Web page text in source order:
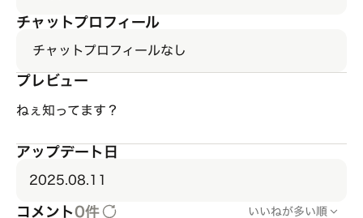
チャットプロフィール
チャットプロフィールなし
プレビュー
ねぇ知ってます？
アップデート日
2025.08.11
コメント0件 いいねが多い順